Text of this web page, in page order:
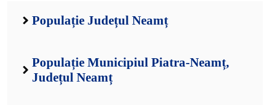
Populație Județul Neamț
Populație Municipiul Piatra-Neamț,
Județul Neamț